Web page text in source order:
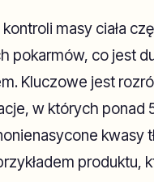
masy ciała
pokarmów, co jest
Kluczowe jest
w których ponad
kwasy
produktu,